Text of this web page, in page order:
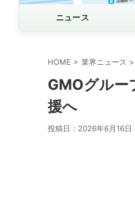
ニュース
HOME > 業界ニュース >
GMOグルー
援へ
投稿日： 2026年6月16日